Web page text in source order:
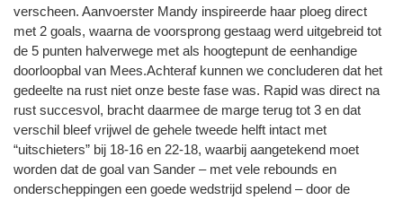
verscheen. Aanvoerster Mandy inspireerde haar ploeg direct
met 2 goals, waarna de voorsprong gestaag werd uitgebreid tot
de 5 punten halverwege met als hoogtepunt de eenhandige
doorloopbal van Mees.Achteraf kunnen we concluderen dat het
gedeelte na rust niet onze beste fase was. Rapid was direct na
rust succesvol, bracht daarmee de marge terug tot 3 en dat
verschil bleef vrijwel de gehele tweede helft intact met
“uitschieters” bij 18-16 en 22-18, waarbij aangetekend moet
worden dat de goal van Sander – met vele rebounds en
onderscheppingen een goede wedstrijd spelend – door de